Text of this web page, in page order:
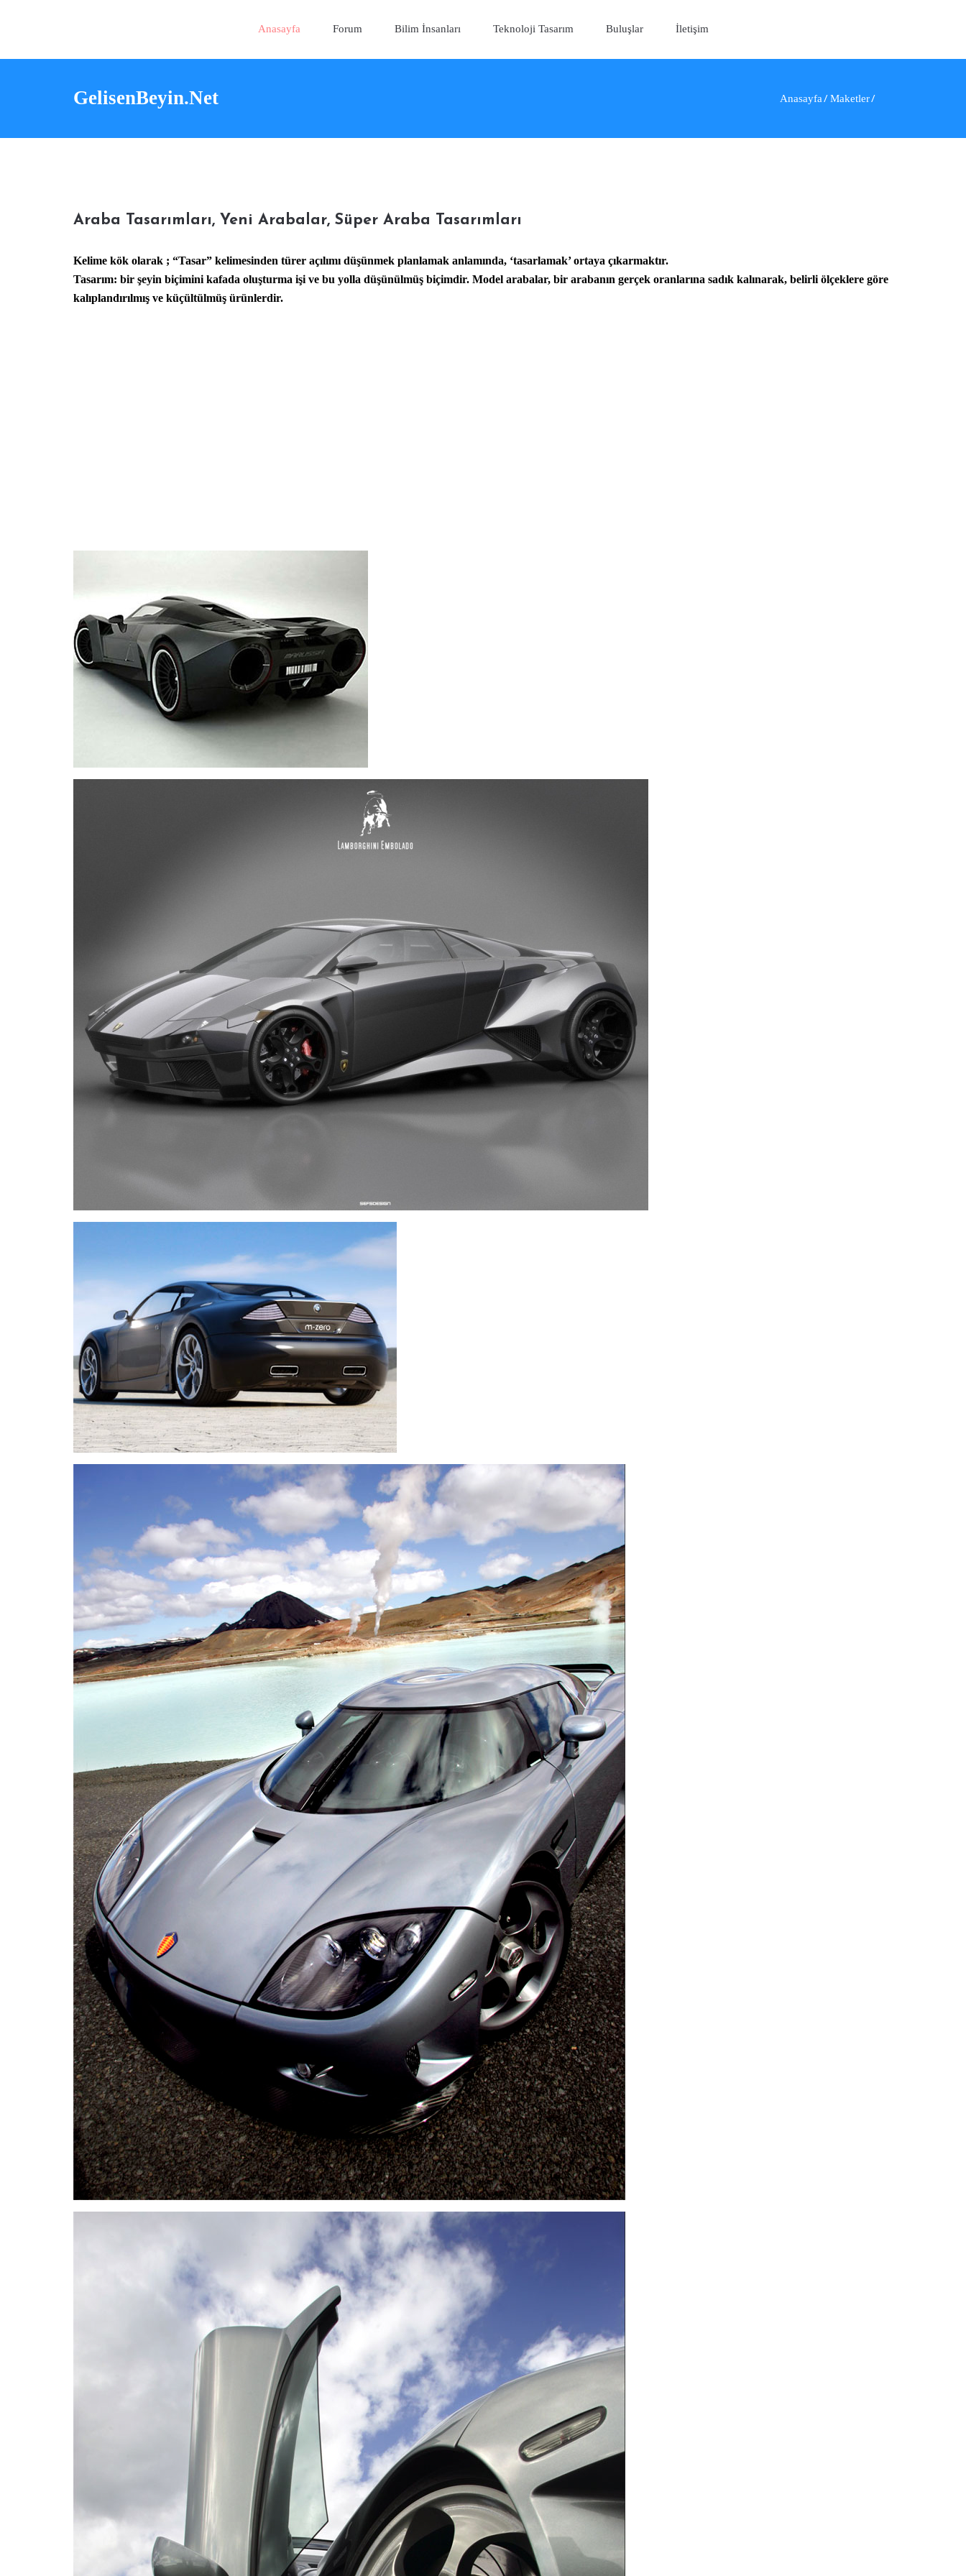
Anasayfa Forum Bilim İnsanları Teknoloji Tasarım Buluşlar İletişim
GelisenBeyin.Net Anasayfa Maketler
Araba Tasarımları, Yeni Arabalar, Süper Araba Tasarımları
Kelime kök olarak ; “Tasar” kelimesinden türer açılımı düşünmek planlamak anlamında, ‘tasarlamak’ ortaya çıkarmaktır.
Tasarım: bir şeyin biçimini kafada oluşturma işi ve bu yolla düşünülmüş biçimdir. Model arabalar, bir arabanın gerçek oranlarına sadık kalınarak, belirli ölçeklere göre
kalıplandırılmış ve küçültülmüş ürünlerdir.